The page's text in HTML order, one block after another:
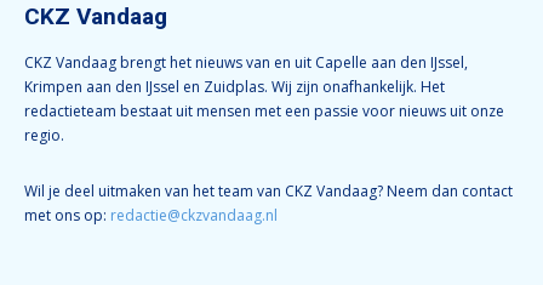
CKZ Vandaag
CKZ Vandaag brengt het nieuws van en uit Capelle aan den IJssel,
Krimpen aan den IJssel en Zuidplas. Wij zijn onafhankelijk. Het
redactieteam bestaat uit mensen met een passie voor nieuws uit onze
regio.
Wil je deel uitmaken van het team van CKZ Vandaag? Neem dan contact
met ons op: redactie@ckzvandaag.nl